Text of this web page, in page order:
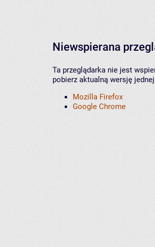
Niewspierana
Ta przeglądarka nie jest
pobierz aktualną wersję
Mozilla Firefox
Google Chrome